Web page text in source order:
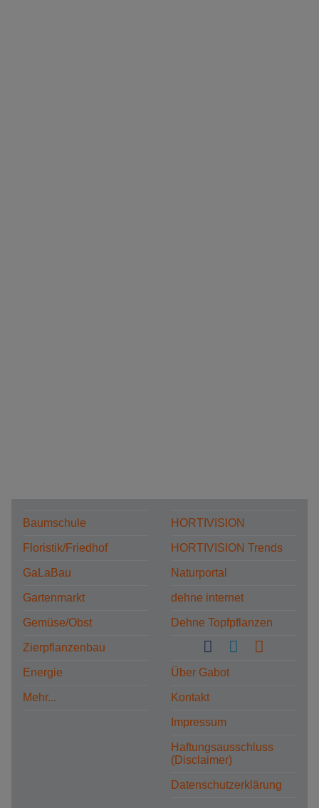
Baumschule
Floristik/Friedhof
GaLaBau
Gartenmarkt
Gemüse/Obst
Zierpflanzenbau
Energie
Mehr...
HORTIVISION
HORTIVISION Trends
Naturportal
dehne internet
Dehne Topfpflanzen
Über Gabot
Kontakt
Impressum
Haftungsausschluss
(Disclaimer)
Datenschutzerklärung